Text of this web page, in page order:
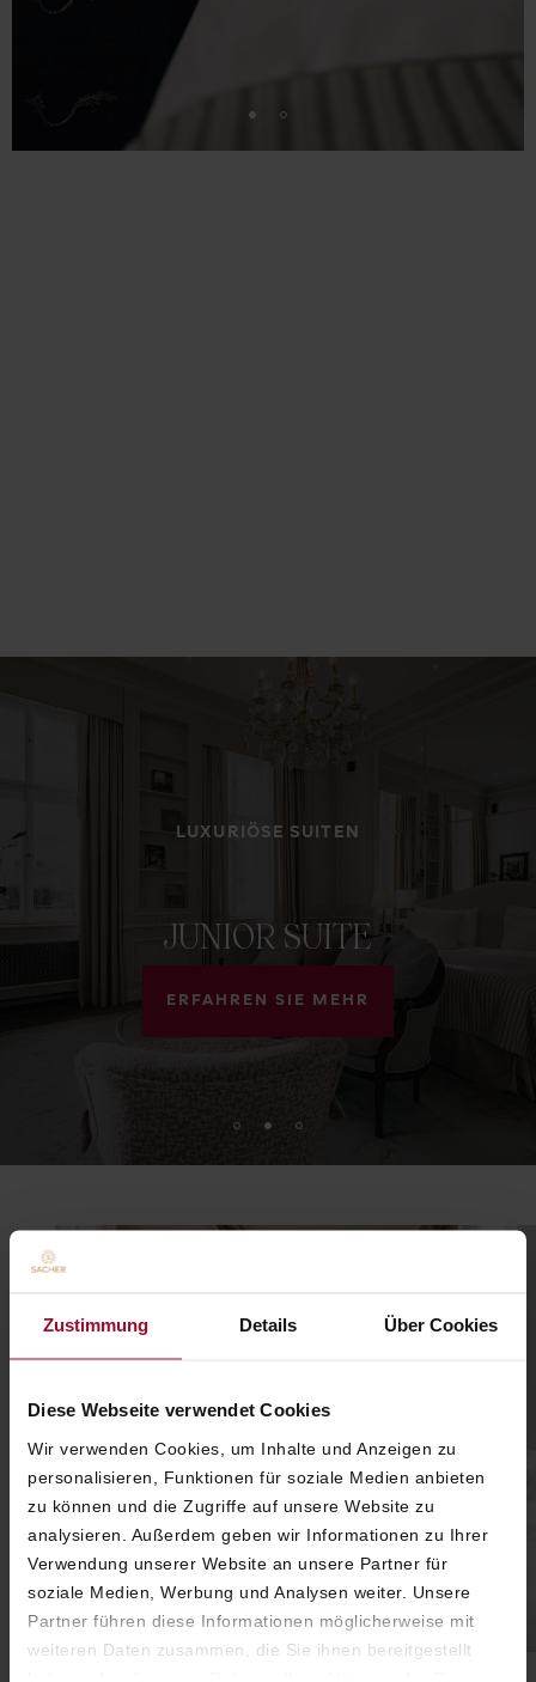
Zustimmung Details Über Cookies
Diese Webseite verwendet Cookies
Wir verwenden Cookies, um Inhalte und Anzeigen zu
personalisieren, Funktionen für soziale Medien anbieten
zu können und die Zugriffe auf unsere Website zu
analysieren. Außerdem geben wir Informationen zu Ihrer
Verwendung unserer Website an unsere Partner für
soziale Medien, Werbung und Analysen weiter. Unsere
Partner führen diese Informationen möglicherweise mit
weiteren Daten zusammen, die Sie ihnen bereitgestellt
LUXURIÖSE SUITEN
JUNIOR SUITE
ERFAHREN SIE MEHR